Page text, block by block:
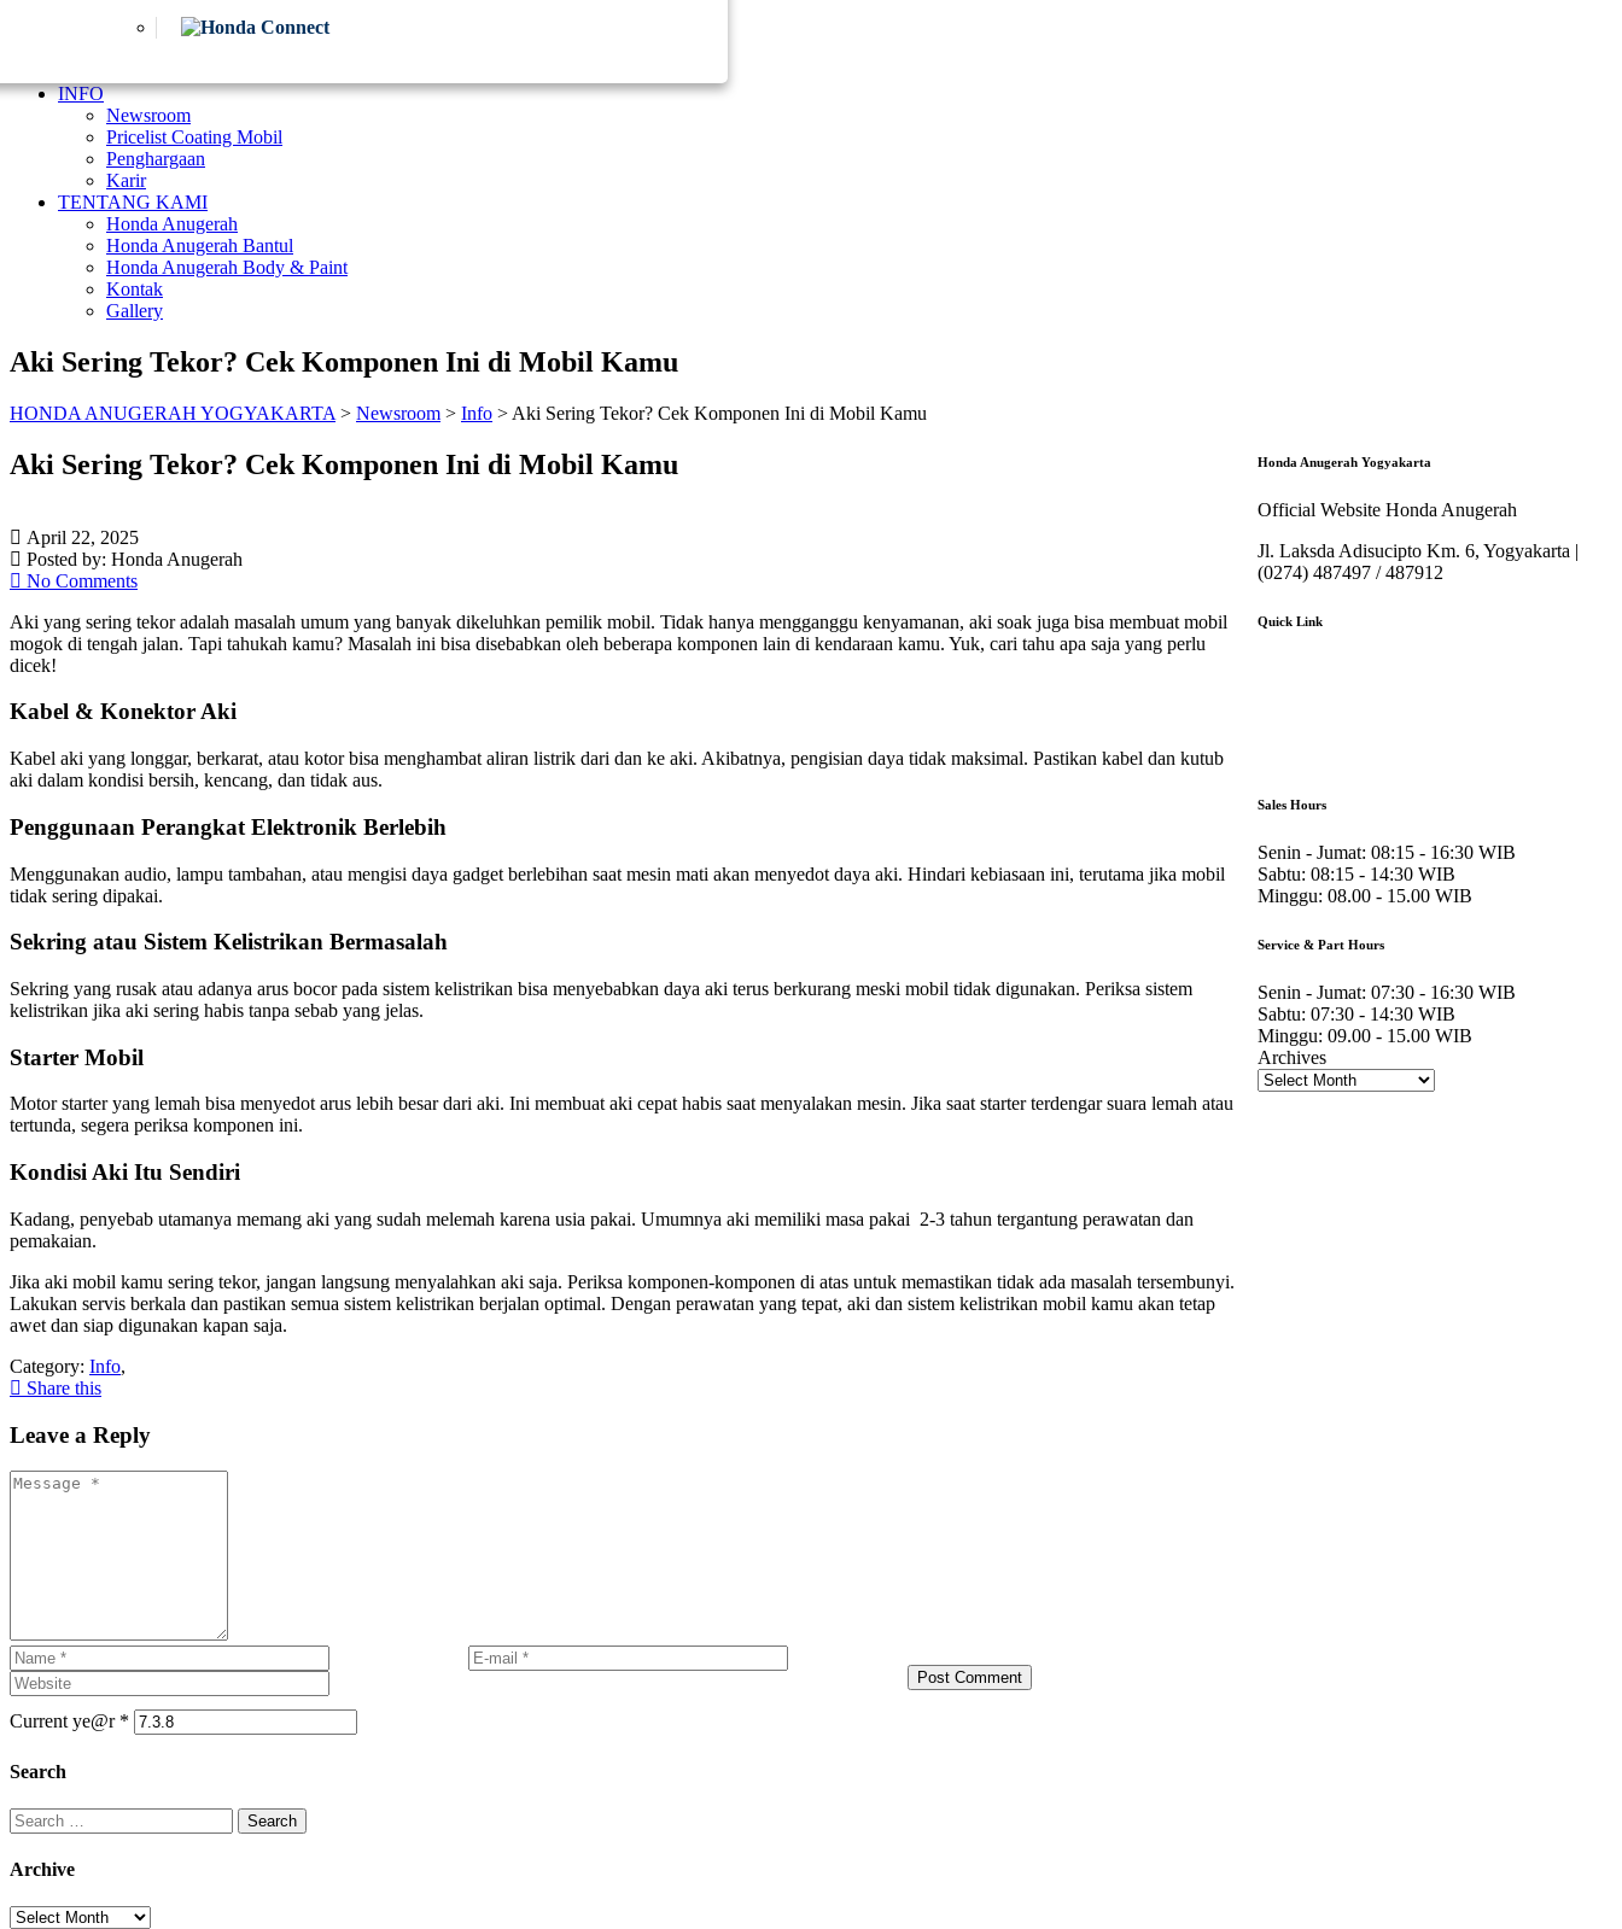
INFO
Newsroom
Pricelist Coating Mobil
Penghargaan
Karir
TENTANG KAMI
Honda Anugerah
Honda Anugerah Bantul
Honda Anugerah Body & Paint
Kontak
Gallery
Aki Sering Tekor? Cek Komponen Ini di Mobil Kamu
HONDA ANUGERAH YOGYAKARTA > Newsroom > Info > Aki Sering Tekor? Cek Komponen Ini di Mobil Kamu
Aki Sering Tekor? Cek Komponen Ini di Mobil Kamu
April 22, 2025
Posted by: Honda Anugerah
No Comments
Aki yang sering tekor adalah masalah umum yang banyak dikeluhkan pemilik mobil. Tidak hanya mengganggu kenyamanan, aki soak juga bisa membuat mobil
mogok di tengah jalan. Tapi tahukah kamu? Masalah ini bisa disebabkan oleh beberapa komponen lain di kendaraan kamu. Yuk, cari tahu apa saja yang perlu
dicek!
Kabel & Konektor Aki
Kabel aki yang longgar, berkarat, atau kotor bisa menghambat aliran listrik dari dan ke aki. Akibatnya, pengisian daya tidak maksimal. Pastikan kabel dan kutub
aki dalam kondisi bersih, kencang, dan tidak aus.
Penggunaan Perangkat Elektronik Berlebih
Menggunakan audio, lampu tambahan, atau mengisi daya gadget berlebihan saat mesin mati akan menyedot daya aki. Hindari kebiasaan ini, terutama jika mobil
tidak sering dipakai.
Sekring atau Sistem Kelistrikan Bermasalah
Sekring yang rusak atau adanya arus bocor pada sistem kelistrikan bisa menyebabkan daya aki terus berkurang meski mobil tidak digunakan. Periksa sistem
kelistrikan jika aki sering habis tanpa sebab yang jelas.
Starter Mobil
Motor starter yang lemah bisa menyedot arus lebih besar dari aki. Ini membuat aki cepat habis saat menyalakan mesin. Jika saat starter terdengar suara lemah atau
tertunda, segera periksa komponen ini.
Kondisi Aki Itu Sendiri
Kadang, penyebab utamanya memang aki yang sudah melemah karena usia pakai. Umumnya aki memiliki masa pakai 2-3 tahun tergantung perawatan dan
pemakaian.
Jika aki mobil kamu sering tekor, jangan langsung menyalahkan aki saja. Periksa komponen-komponen di atas untuk memastikan tidak ada masalah tersembunyi.
Lakukan servis berkala dan pastikan semua sistem kelistrikan berjalan optimal. Dengan perawatan yang tepat, aki dan sistem kelistrikan mobil kamu akan tetap
awet dan siap digunakan kapan saja.
Category: Info,
Share this
Leave a Reply
Current ye@r *
Search
Search
for:
Archive
Archive
Honda Anugerah Yogyakarta
Official Website Honda Anugerah
Jl. Laksda Adisucipto Km. 6, Yogyakarta |
(0274) 487497 / 487912
Quick Link
Sales Hours
Senin - Jumat: 08:15 - 16:30 WIB
Sabtu: 08:15 - 14:30 WIB
Minggu: 08.00 - 15.00 WIB
Service & Part Hours
Senin - Jumat: 07:30 - 16:30 WIB
Sabtu: 07:30 - 14:30 WIB
Minggu: 09.00 - 15.00 WIB
Archives